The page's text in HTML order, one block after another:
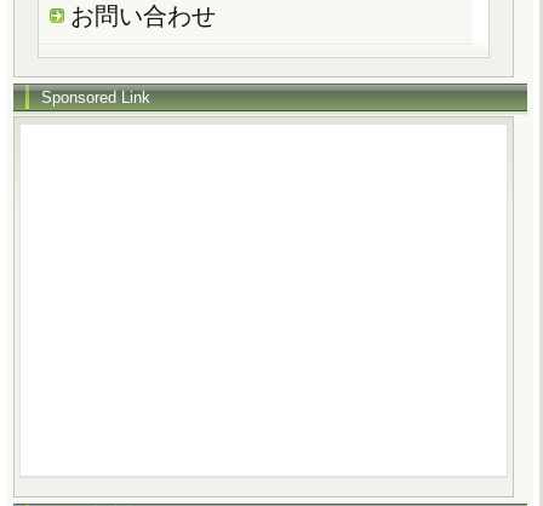
お問い合わせ
Sponsored Link